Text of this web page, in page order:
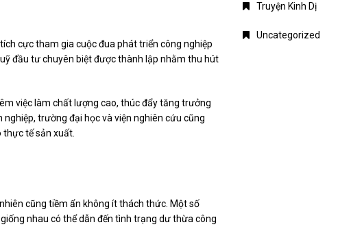
cực tham gia cuộc đua phát triển công nghiệp
đầu tư chuyên biệt được thành lập nhằm thu hút
việc làm chất lượng cao, thúc đẩy tăng trưởng
trường đại học và viện nghiên cứu cũng
tế sản xuất.
cũng tiềm ẩn không ít thách thức. Một số
nhau có thể dẫn đến tình trạng dư thừa công
Truyện Kinh Dị
Uncategorized